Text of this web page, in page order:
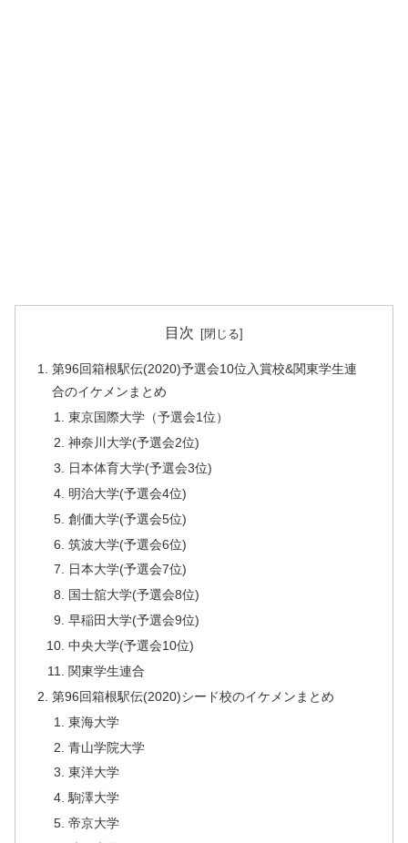
目次
第96回箱根駅伝(2020)予選会10位入賞校&関東学生連
合のイケメンまとめ
東京国際大学（予選会1位）
神奈川大学(予選会2位)
日本体育大学(予選会3位)
明治大学(予選会4位)
創価大学(予選会5位)
筑波大学(予選会6位)
日本大学(予選会7位)
国士舘大学(予選会8位)
早稲田大学(予選会9位)
中央大学(予選会10位)
関東学生連合
第96回箱根駅伝(2020)シード校のイケメンまとめ
東海大学
青山学院大学
東洋大学
駒澤大学
帝京大学